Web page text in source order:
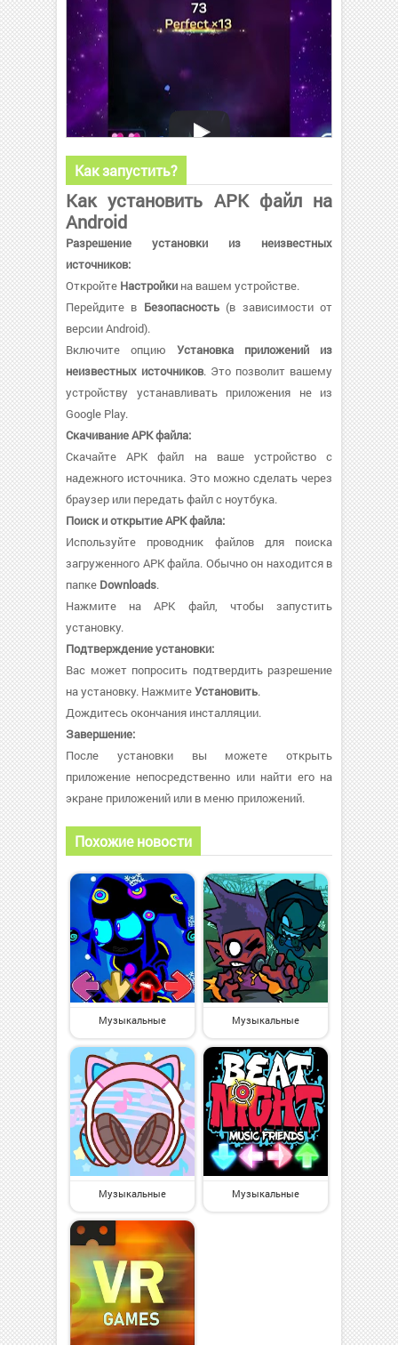
Как запустить?
Как установить APK файл на
Android
Разрешение установки из неизвестных
источников:
Откройте Настройки на вашем устройстве.
Перейдите в Безопасность(в зависимости от
версии Android).
Включите опцию Установка приложений из
неизвестных источников. Это позволит вашему
устройству устанавливать приложения не из
Google Play.
Скачивание APK файла:
Скачайте APK файл на ваше устройство с
надежного источника. Это можно сделать через
браузер или передать файл с ноутбука.
Поиск и открытие APK файла:
Используйте проводник файлов для поиска
загруженного APK файла. Обычно он находится в
папке Downloads.
Нажмите на APK файл, чтобы запустить
установку.
Подтверждение установки:
Вас может попросить подтвердить разрешение
на установку. НажмитеУстановить.
Дождитесь окончания инсталляции.
Завершение:
После установки вы можете открыть
приложение непосредственно или найти его на
экране приложений или в меню приложений.
Похожие новости
Музыкальные Музыкальные
Музыкальные Музыкальные